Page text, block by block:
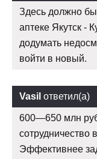
Здесь должно
аптеке Якутск -
додумать
войти в новый.
Vasil ответил(а)
600—650 млн
сотрудничество
Эффективнее